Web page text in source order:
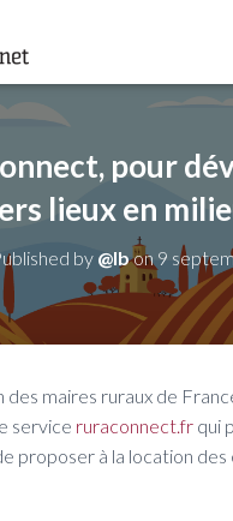
pour
lieux en
by @lbon 9
des maires ruraux de
service ruraconnect.fr qui
proposer à la location